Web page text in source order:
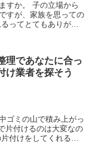
立場から
すが、家族を思っての
理であなたに合っ
け業者を探そう
ゴミの山で積み上がっ